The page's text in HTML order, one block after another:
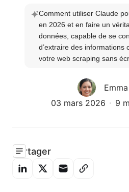
Comment utiliser Claude
en 2026 et en faire un
données, capable de se
d’extraire des informations
votre web scraping sans
03 mars 2026
9
Partager